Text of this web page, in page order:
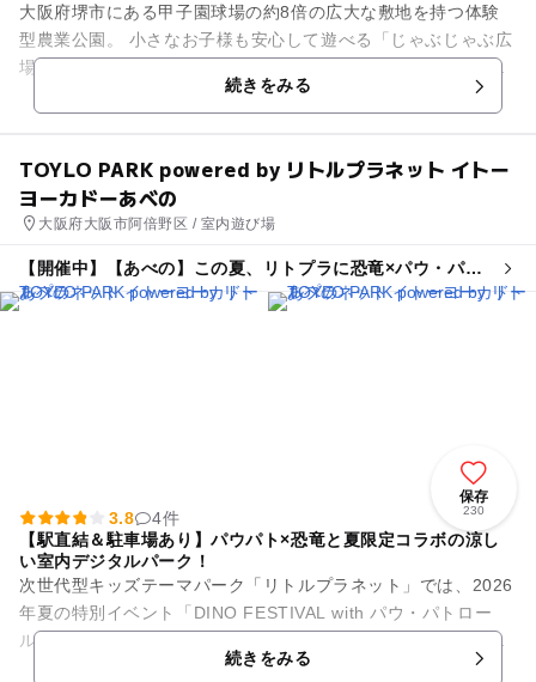
大阪府堺市にある甲子園球場の約8倍の広大な敷地を持つ体験
型農業公園。 小さなお子様も安心して遊べる「じゃぶじゃぶ広
場」は夏のテッパン遊び場。 8月は8:00開園！少し涼しい時間
続きをみる
TOYLO PARK powered by リトルプラネット イトー
ヨーカドーあべの
大阪府大阪市阿倍野区 / 室内遊び場
【開催中】【あべの】この夏、リトプラに恐竜×パウ・パト
ロールがやってくる!
保存
230
3.8
4件
【駅直結＆駐車場あり】パウパト×恐竜と夏限定コラボの涼し
い室内デジタルパーク！
次世代型キッズテーマパーク「リトルプラネット」では、2026
年夏の特別イベント「DINO FESTIVAL with パウ・パトロー
ル」を開催中！映画公開を記念した、今しか楽しめない大迫力
続きをみる